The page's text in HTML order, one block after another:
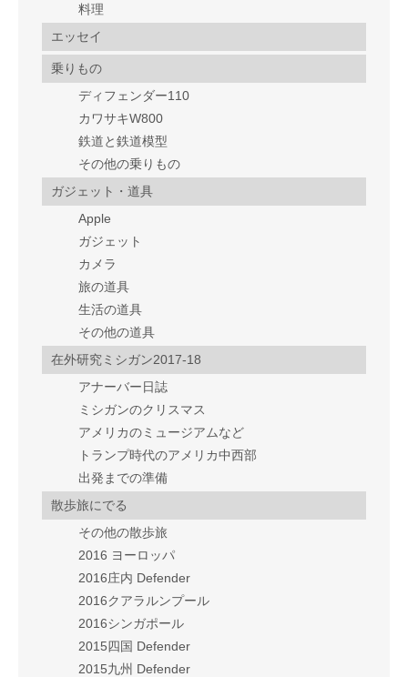
料理
エッセイ
乗りもの
ディフェンダー110
カワサキW800
鉄道と鉄道模型
その他の乗りもの
ガジェット・道具
Apple
ガジェット
カメラ
旅の道具
生活の道具
その他の道具
在外研究ミシガン2017-18
アナーバー日誌
ミシガンのクリスマス
アメリカのミュージアムなど
トランプ時代のアメリカ中西部
出発までの準備
散歩旅にでる
その他の散歩旅
2016 ヨーロッパ
2016庄内 Defender
2016クアラルンプール
2016シンガポール
2015四国 Defender
2015九州 Defender